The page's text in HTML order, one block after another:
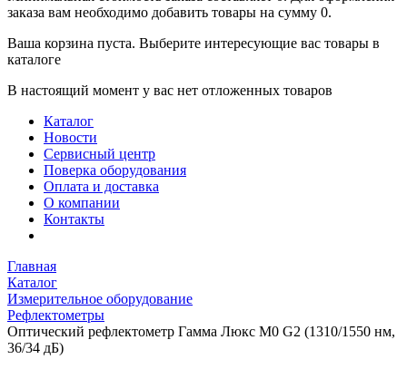
заказа вам необходимо добавить товары на сумму 0.
Ваша корзина пуста. Выберите интересующие вас товары в
каталоге
В настоящий момент у вас нет отложенных товаров
Каталог
Новости
Сервисный центр
Поверка оборудования
Оплата и доставка
О компании
Контакты
Главная
Каталог
Измерительное оборудование
Рефлектометры
Оптический рефлектометр Гамма Люкс М0 G2 (1310/1550 нм,
36/34 дБ)